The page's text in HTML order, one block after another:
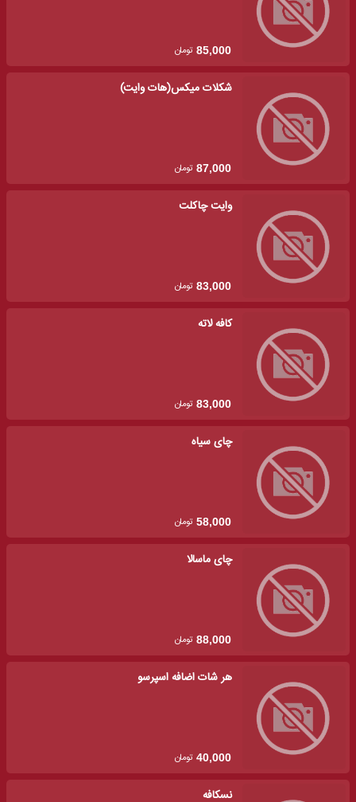
85,000 تومان
شکلات میکس(هات وایت)
87,000 تومان
وایت چاکلت
83,000 تومان
کافه لاته
83,000 تومان
چای سیاه
58,000 تومان
چای ماسالا
88,000 تومان
هر شات اضافه اسپرسو
40,000 تومان
نسکافه